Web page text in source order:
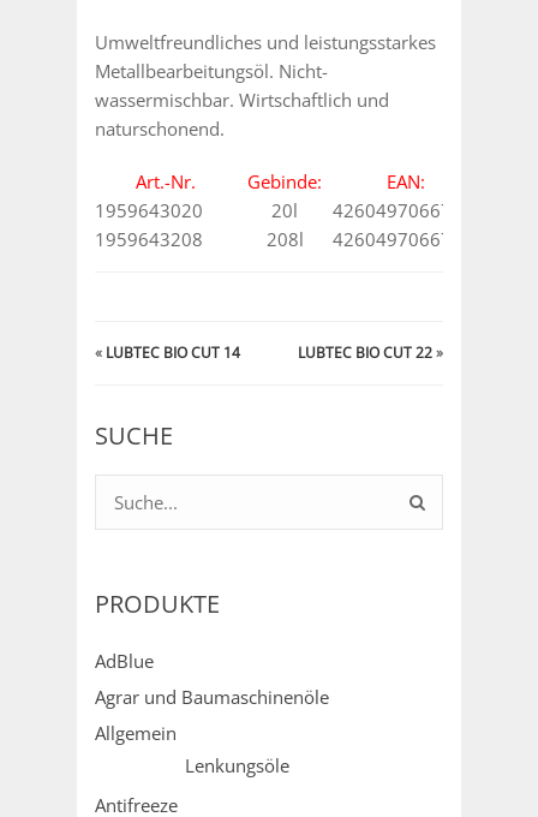
Umweltfreundliches und leistungsstarkes
Metallbearbeitungsöl. Nicht-
wassermischbar. Wirtschaftlich und
naturschonend.
Art.-Nr. Gebinde:
EAN:
1959643020
20l
4260497066712
1959643208
208l 4260497066729
« LUBTEC BIO CUT 14 LUBTEC BIO CUT 22»
SUCHE
PRODUKTE
AdBlue
Agrar und Baumaschinenöle
Allgemein
Lenkungsöle
Antifreeze